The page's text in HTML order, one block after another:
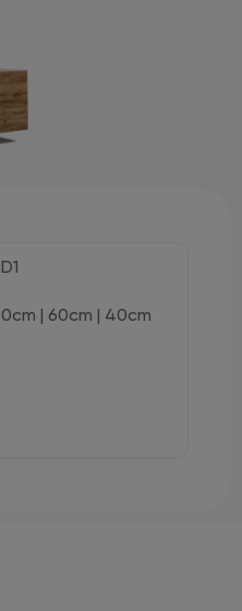
| 60cm | 40cm